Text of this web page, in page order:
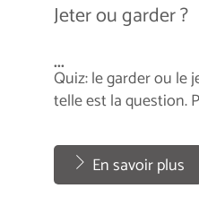
Jeter ou garder ?
...
Quiz: le garder ou le
telle est la question.
...
En savoir plus